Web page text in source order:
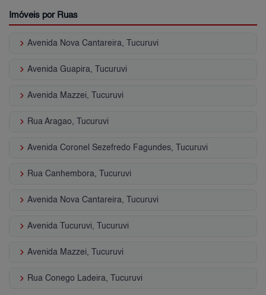
Imóveis por Ruas
keyboard_arrow_right Avenida Nova Cantareira, Tucuruvi
keyboard_arrow_right Avenida Guapira, Tucuruvi
keyboard_arrow_right Avenida Mazzei, Tucuruvi
keyboard_arrow_right Rua Aragao, Tucuruvi
keyboard_arrow_right Avenida Coronel Sezefredo Fagundes, Tucuruvi
keyboard_arrow_right Rua Canhembora, Tucuruvi
keyboard_arrow_right Avenida Nova Cantareira, Tucuruvi
keyboard_arrow_right Avenida Tucuruvi, Tucuruvi
keyboard_arrow_right Avenida Mazzei, Tucuruvi
keyboard_arrow_right Rua Conego Ladeira, Tucuruvi